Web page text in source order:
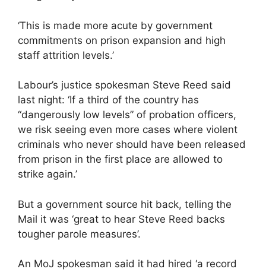
‘This is made more acute by government
commitments on prison expansion and high
staff attrition levels.’
Labour’s justice spokesman Steve Reed said
last night: ‘If a third of the country has
“dangerously low levels” of probation officers,
we risk seeing even more cases where violent
criminals who never should have been released
from prison in the first place are allowed to
strike again.’
But a government source hit back, telling the
Mail it was ‘great to hear Steve Reed backs
tougher parole measures’.
An MoJ spokesman said it had hired ‘a record